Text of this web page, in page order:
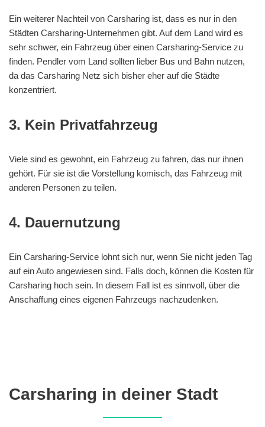
Ein weiterer Nachteil von Carsharing ist, dass es nur in den
Städten Carsharing-Unternehmen gibt. Auf dem Land wird es
sehr schwer, ein Fahrzeug über einen Carsharing-Service zu
finden. Pendler vom Land sollten lieber Bus und Bahn nutzen,
da das Carsharing Netz sich bisher eher auf die Städte
konzentriert.
3. Kein Privatfahrzeug
Viele sind es gewohnt, ein Fahrzeug zu fahren, das nur ihnen
gehört. Für sie ist die Vorstellung komisch, das Fahrzeug mit
anderen Personen zu teilen.
4. Dauernutzung
Ein Carsharing-Service lohnt sich nur, wenn Sie nicht jeden Tag
auf ein Auto angewiesen sind. Falls doch, können die Kosten für
Carsharing hoch sein. In diesem Fall ist es sinnvoll, über die
Anschaffung eines eigenen Fahrzeugs nachzudenken.
Carsharing in deiner Stadt